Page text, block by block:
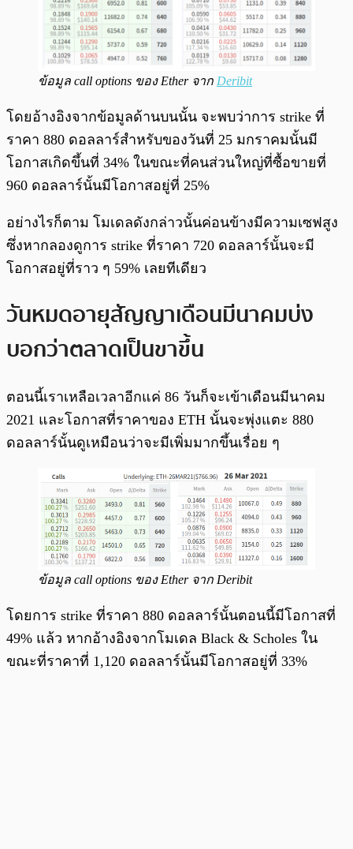
ข้อมูล call options ของ Ether จาก Deribit
โดยอ้างอิงจากข้อมูลด้านบนนั้น จะพบว่าการ strike ที่
ราคา 880 ดอลลาร์สำหรับของวันที่ 25 มกราคมนั้นมี
โอกาสเกิดขึ้นที่ 34% ในขณะที่คนส่วนใหญ่ที่ซื้อขายที่
960 ดอลลาร์นั้นมีโอกาสอยู่ที่ 25%
อย่างไรก็ตาม โมเดลดังกล่าวนั้นค่อนข้างมีความเซฟสูง
ซึ่งหากลองดูการ strike ที่ราคา 720 ดอลลาร์นั้นจะมี
โอกาสอยู่ที่ราว ๆ 59% เลยทีเดียว
วันหมดอายุสัญญาเดือนมีนาคมบ่ง
บอกว่าตลาดเป็นขาขึ้น
ตอนนี้เราเหลือเวลาอีกแค่ 86 วันก็จะเข้าเดือนมีนาคม
2021 และโอกาสที่ราคาของ ETH นั้นจะพุ่งแตะ 880
ดอลลาร์นั้นดูเหมือนว่าจะมีเพิ่มมากขึ้นเรื่อย ๆ
ข้อมูล call options ของ Ether จาก Deribit
โดยการ strike ที่ราคา 880 ดอลลาร์นั้นตอนนี้มีโอกาสที่
49% แล้ว หากอ้างอิงจากโมเดล Black & Scholes ใน
ขณะที่ราคาที่ 1,120 ดอลลาร์นั้นมีโอกาสอยู่ที่ 33%